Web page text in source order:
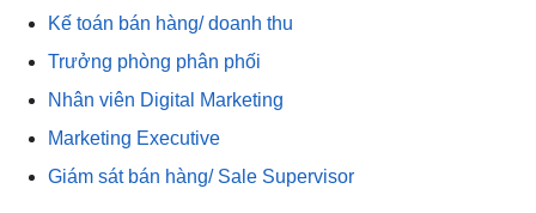
Kế toán bán hàng/ doanh thu
Trưởng phòng phân phối
Nhân viên Digital Marketing
Marketing Executive
Giám sát bán hàng/ Sale Supervisor